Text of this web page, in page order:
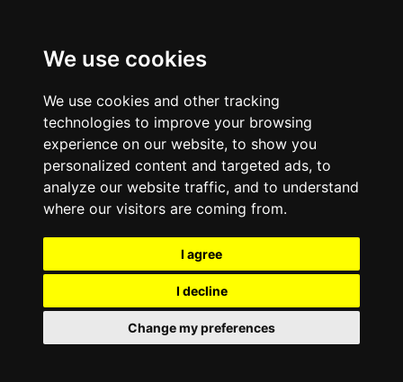
We use cookies
We use cookies and other tracking
technologies to improve your browsing
experience on our website, to show you
personalized content and targeted ads, to
analyze our website traffic, and to understand
where our visitors are coming from.
I agree
I decline
Change my preferences